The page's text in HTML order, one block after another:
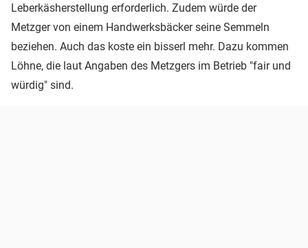
Leberkäsherstellung erforderlich. Zudem würde der
Metzger von einem Handwerksbäcker seine Semmeln
beziehen. Auch das koste ein bisserl mehr. Dazu kommen
Löhne, die laut Angaben des Metzgers im Betrieb "fair und
würdig" sind.